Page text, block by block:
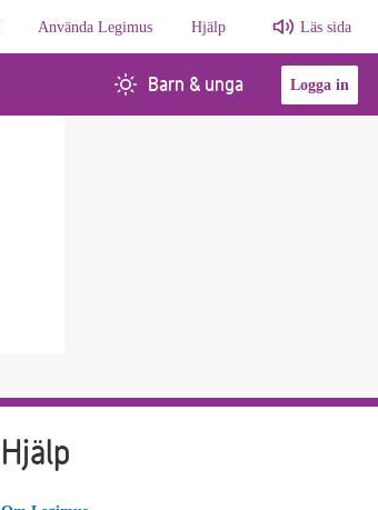
Använda Legimus Hjälp Läs sida
Barn & unga Logga in
Hjälp